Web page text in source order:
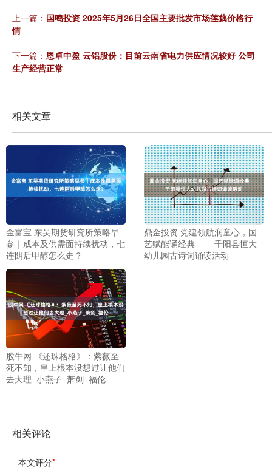
上一篇： 国鸣投资 2025年5月26日全国主要批发市场莲藕价格行
情
下一篇： 恩卓中盈 云铝股份：目前云南省电力供应情况较好 公司
生产经营正常
相关文章
金富宝 东吴期货研究所策略早
参｜成本及供需面持续扰动，七
连阴后甲醇怎么走？
鼎金投资 党建领航润童心，国
艺赋能诵经典 ——千阳县恒大
幼儿园古诗词诵读活动
股牛网 《还珠格格》：紫薇至
死不知，皇上根本没想过让他们
去大理_小燕子_萧剑_福伦
相关评论
本文评分*